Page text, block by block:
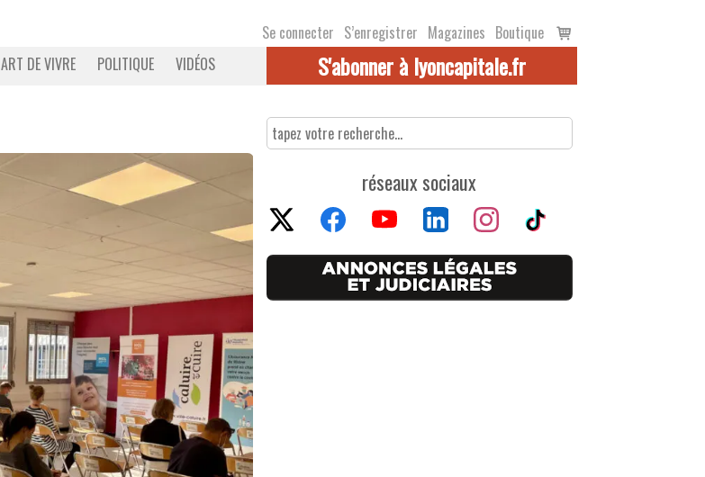
Se connecter S’enregistrer Magazines Boutique
Voir
le
ART DE VIVRE POLITIQUE VIDÉOS S'abonner à lyoncapitale.fr
réseaux sociaux